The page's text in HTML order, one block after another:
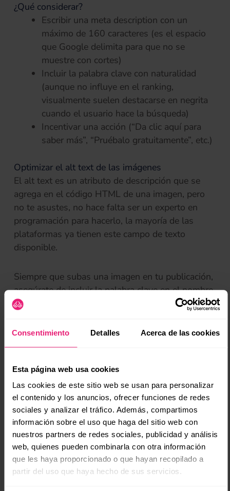
Consentimiento Detalles Acerca de las cookies
Esta página web usa cookies
Las cookies de este sitio web se usan para personalizar
el contenido y los anuncios, ofrecer funciones de redes
sociales y analizar el tráfico. Además, compartimos
información sobre el uso que haga del sitio web con
nuestros partners de redes sociales, publicidad y análisis
web, quienes pueden combinarla con otra información
que les haya proporcionado o que hayan recopilado a
partir del uso que haya hecho de sus servicios.
¿Qué considerar?
Escribir una meta description con un
máximo de 160 caracteres (es el espacio
que Google delimita para que no se
muestre con cortes)
Incluir la palabra clave con naturalidad
(aunque no influye en el ranking,
visualmente suelen destacarse en negrita
cuando el usuario hace la búsqueda)
Incentivar una acción (“Da clic aquí para
saber más”, “Pruébalo gratuitamente”, etc.)
Optimizar el alt text de las imágenes
El alt text es un atributo de descripción que se
agrega en el código HTML de una imagen, pero
no te asustes, no hace falta ser un experto en
programación para hacerlo, la mayoría de las
plataformas ya tienen este campo de texto
disponible.
Siempre que subas una imagen en tu publicación,
asegúrate de incluir la palabra clave en el nombre
del archivo y una breve descripción en el texto
motores de búsqueda utilizan el alt text para
Esto no solo ayuda tu SEO, sino también a las
personas con discapacidad visual, puesto que el
lector de pantalla lee y recita el texto alternativo
al usuario, y en caso de imágenes rotas, si la
imagen no aparece en el blog, se muestra el alt
text en su lugar.
Dividir el contenido en tópicos